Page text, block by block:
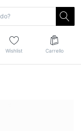
Wishlist Carrello